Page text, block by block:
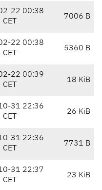
22 00:38
CET
7006 B
22 00:38
CET
5360 B
22 00:39
CET
18 KiB
31 22:36
CET
26 KiB
31 22:36
CET
7731 B
31 22:37
CET
23 KiB